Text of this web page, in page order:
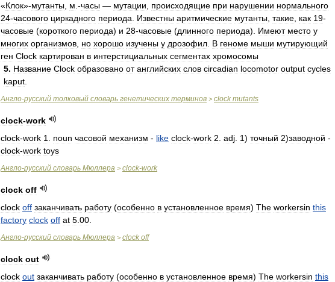
«Клок»-мутанты м .-часы — мутации происходящие при нарушении нормального
24-часового циркадного периода Известны аритмические мутанты такие как 19-
часовые (короткого периода) и 28-часовые (длинного периода). Имеют место у
многих организмов но хорошо изучены у дрозофил В геноме мыши мутирующий
ген Clock картирован в интерстициальных сегментах хромосомы
5. Название Clock образовано от английских слов circadian locomotor output cycles
kaput
Англо-русский толковый словарь генетических терминов > clock mutants
clock-work
clock-work 1 noun часовой механизм - like clock-work 2 adj 1) точный 2)заводной -
clock-work toys
Англо-русский словарь Мюллера > clock-work
clock off
clock off заканчивать работу (особенно в установленное время) The workersin this
factory clock off at 5 00
Англо-русский словарь Мюллера > clock off
clock out
clock out заканчивать работу (особенно в установленное время) The workersin this